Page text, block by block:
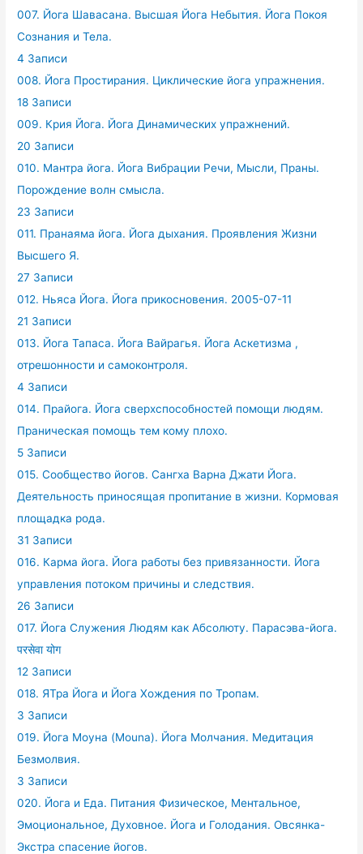
007. Йога Шавасана. Высшая Йога Небытия. Йога Покоя
Сознания и Тела.
4 Записи
008. Йога Простирания. Циклические йога упражнения.
18 Записи
009. Крия Йога. Йога Динамических упражнений.
20 Записи
010. Мантра йога. Йога Вибрации Речи, Мысли, Праны.
Порождение волн смысла.
23 Записи
011. Пранаяма йога. Йога дыхания. Проявления Жизни
Высшего Я.
27 Записи
012. Ньяса Йога. Йога прикосновения. 2005-07-11
21 Записи
013. Йога Тапаса. Йога Вайрагья. Йога Аскетизма ,
отрешонности и самоконтроля.
4 Записи
014. Прайога. Йога сверхспособностей помощи людям.
Праническая помощь тем кому плохо.
5 Записи
015. Сообщество йогов. Сангха Варна Джати Йога.
Деятельность приносящая пропитание в жизни. Кормовая
площадка рода.
31 Записи
016. Карма йога. Йога работы без привязанности. Йога
управления потоком причины и следствия.
26 Записи
017. Йога Служения Людям как Абсолюту. Парасэва-йога.
परसेवा योग
12 Записи
018. ЯТра Йога и Йога Хождения по Тропам.
3 Записи
019. Йога Моуна (Mouna). Йога Молчания. Медитация
Безмолвия.
3 Записи
020. Йога и Еда. Питания Физическое, Ментальное,
Эмоциональное, Духовное. Йога и Голодания. Овсянка-
Экстра спасение йогов.